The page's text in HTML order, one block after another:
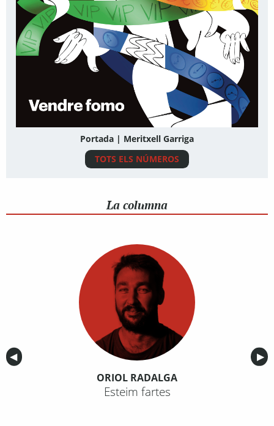
Portada | Meritxell Garriga
TOTS ELS NÚMEROS
La columna
Anterior
◀︎ ▶︎
ORIOL RADALGA
Esteim fartes